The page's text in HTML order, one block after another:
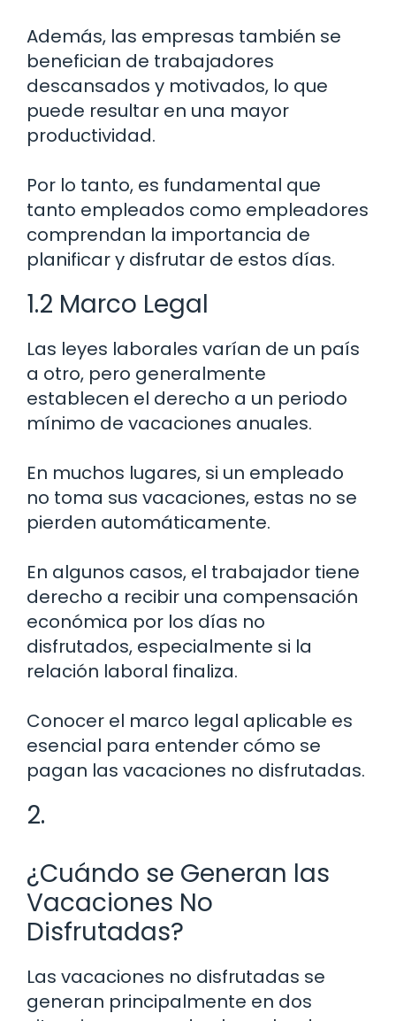
Además, las empresas también se
benefician de trabajadores
descansados y motivados, lo que
puede resultar en una mayor
productividad.
Por lo tanto, es fundamental que
tanto empleados como empleadores
comprendan la importancia de
planificar y disfrutar de estos días.
1.2 Marco Legal
Las leyes laborales varían de un país
a otro, pero generalmente
establecen el derecho a un periodo
mínimo de vacaciones anuales.
En muchos lugares, si un empleado
no toma sus vacaciones, estas no se
pierden automáticamente.
En algunos casos, el trabajador tiene
derecho a recibir una compensación
económica por los días no
disfrutados, especialmente si la
relación laboral finaliza.
Conocer el marco legal aplicable es
esencial para entender cómo se
pagan las vacaciones no disfrutadas.
2.
¿Cuándo se Generan las
Vacaciones No
Disfrutadas?
Las vacaciones no disfrutadas se
generan principalmente en dos